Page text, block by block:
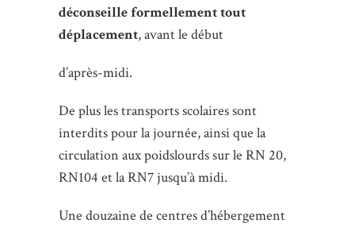
déconseille formellement tout
déplacement, avant le début
d’après-midi.
De plus les transports scolaires sont
interdits pour la journée, ainsi que la
circulation aux poidslourds sur le RN 20,
RN104 et la RN7 jusqu’à midi.
Une douzaine de centres d’hébergement